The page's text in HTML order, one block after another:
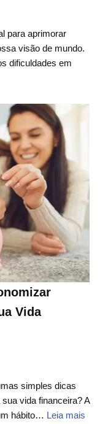
para aprimorar
visão de mundo.
dificuldades em
Vida
simples dicas
vida financeira? A
hábito… Leia mais